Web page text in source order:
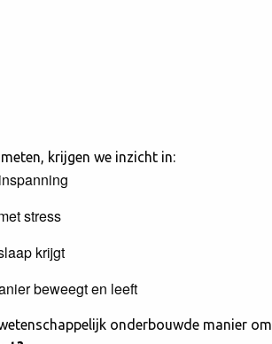
krijgen we inzicht in:
stress
krijgt
beweegt en leeft
onderbouwde manier om